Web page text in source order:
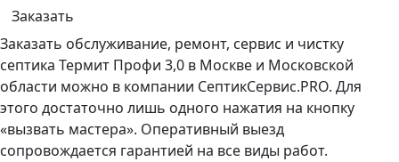
Заказать
Заказать обслуживание, ремонт, сервис и чистку
септика Термит Профи 3,0 в Москве и Московской
области можно в компании СептикСервис.PRO. Для
этого достаточно лишь одного нажатия на кнопку
«вызвать мастера». Оперативный выезд
сопровождается гарантией на все виды работ.